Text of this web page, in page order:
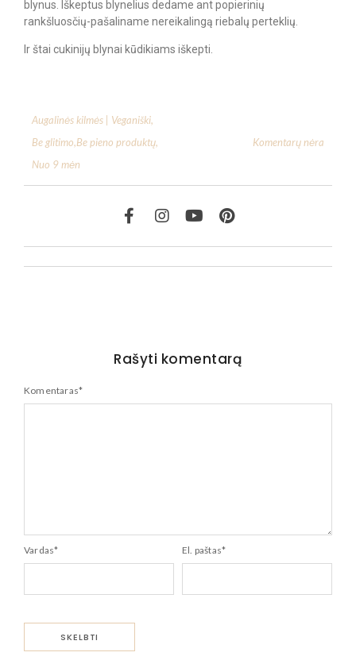
blynus. Iškeptus blynelius dedame ant popierinių
rankšluosčių-pašaliname nereikalingą riebalų perteklių.
Ir štai cukinijų blynai kūdikiams iškepti.
Augalinės kilmės | Veganiški,
Be glitimo,Be pieno produktų,
Nuo 9 mėn
Komentarų nėra
Rašyti komentarą
Komentaras*
Vardas* El. paštas*